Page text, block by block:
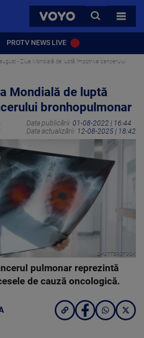
VOYO
CAUTA
TOATE
PROTV NEWS LIVE
- Ziua Mondială de luptă împotriva cancerului
Mondială de luptă
bronhopulmonar
Data publicării: 01-08-2022 | 16:44
Data actualizării: 12-08-2025 | 18:42
SHUTTERSTOCK
pulmonar reprezintă
de cauză oncologică.